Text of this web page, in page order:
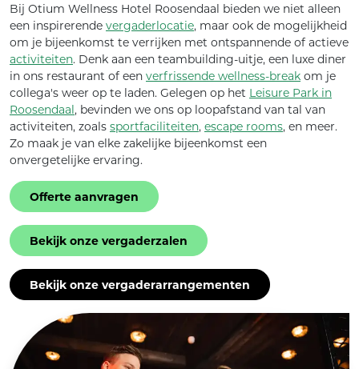
Bij Otium Wellness Hotel Roosendaal bieden we niet alleen
een inspirerende vergaderlocatie, maar ook de mogelijkheid
om je bijeenkomst te verrijken met ontspannende of actieve
activiteiten. Denk aan een teambuilding-uitje, een luxe diner
in ons restaurant of een verfrissende wellness-break om je
collega's weer op te laden. Gelegen op het Leisure Park in
Roosendaal, bevinden we ons op loopafstand van tal van
activiteiten, zoals sportfaciliteiten, escape rooms, en meer.
Zo maak je van elke zakelijke bijeenkomst een
onvergetelijke ervaring.
Offerte aanvragen
Bekijk onze vergaderzalen
Bekijk onze vergaderarrangementen